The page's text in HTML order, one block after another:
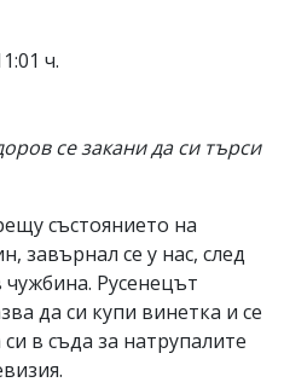
ч.
се закани да си търси
състоянието на
завърнал се у нас, след
Русенецът
да си купи винетка и се
в съда за натрупалите